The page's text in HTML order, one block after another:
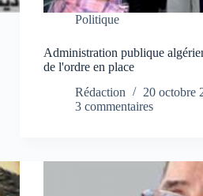
Politique
Administration publique
de l'ordre en place
Rédaction
20 octobre
3 commentaires